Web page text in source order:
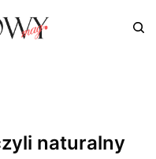
naturalny